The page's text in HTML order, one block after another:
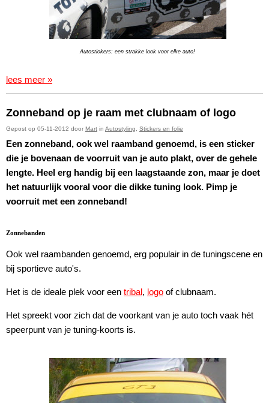
Autostickers: een strakke look voor elke auto!
lees meer »
Zonneband op je raam met clubnaam of logo
Gepost op 05-11-2012 door Mart in Autostyling Stickers en folie
Een zonneband, ook wel raamband genoemd, is een sticker
die je bovenaan de voorruit van je auto plakt, over de gehele
lengte. Heel erg handig bij een laagstaande zon, maar je doet
het natuurlijk vooral voor die dikke tuning look. Pimp je
voorruit met een zonneband!
Zonnebanden
Ook wel raambanden genoemd, erg populair in de tuningscene en
bij sportieve auto's.
Het is de ideale plek voor een tribal, logo of clubnaam.
Het spreekt voor zich dat de voorkant van je auto toch vaak hét
speerpunt van je tuning-koorts is.